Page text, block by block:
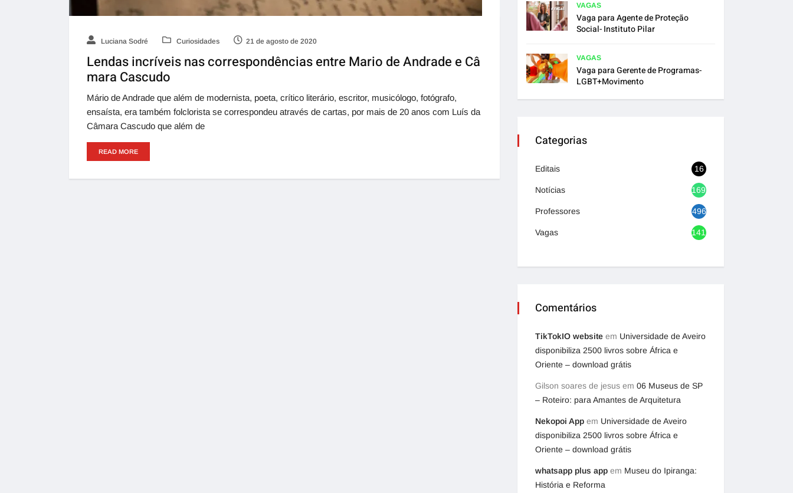
Luciana Sodré Curiosidades 21 de agosto de 2020
Lendas incríveis nas correspondências entre Mario de Andrade e Câ
mara Cascudo
Mário de Andrade que além de modernista, poeta, crítico literário, escritor, musicólogo, fotógrafo,
ensaísta, era também folclorista se correspondeu através de cartas, por mais de 20 anos com Luís da
Câmara Cascudo que além de
READ MORE
VAGAS
Vaga para Agente de Proteção
Social- Instituto Pilar
VAGAS
Vaga para Gerente de Programas-
LGBT+Movimento
Categorias
Editais 16
Notícias 1692
Professores 496
Vagas 1417
Comentários
TikTokIO website em Universidade de Aveiro
disponibiliza 2500 livros sobre África e
Oriente – download grátis
Gilson soares de jesus em 06 Museus de SP
– Roteiro: para Amantes de Arquitetura
Nekopoi App em Universidade de Aveiro
disponibiliza 2500 livros sobre África e
Oriente – download grátis
whatsapp plus app em Museu do Ipiranga:
História e Reforma